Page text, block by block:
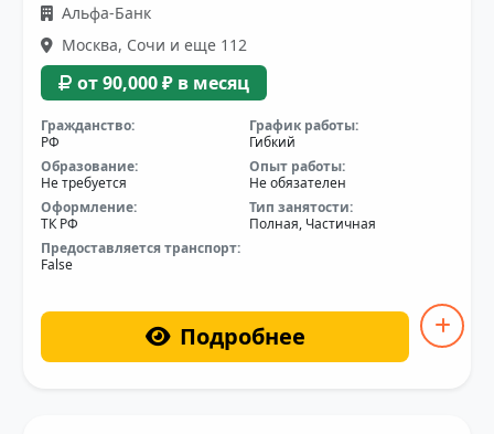
Альфа-Банк
Москва, Сочи и еще 112
от 90,000 ₽ в месяц
Гражданство:
РФ
График работы:
Гибкий
Образование:
Не требуется
Опыт работы:
Не обязателен
Оформление:
ТК РФ
Тип занятости:
Полная, Частичная
Предоставляется транспорт:
False
Подробнее